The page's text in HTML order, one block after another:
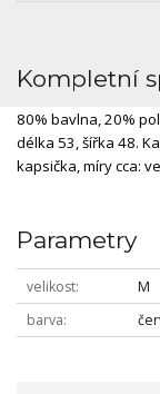
Kompletní
80% bavlna, 20%
délka 53, šířka 48.
kapsička, míry cca:
Parametry
velikost
M
barva